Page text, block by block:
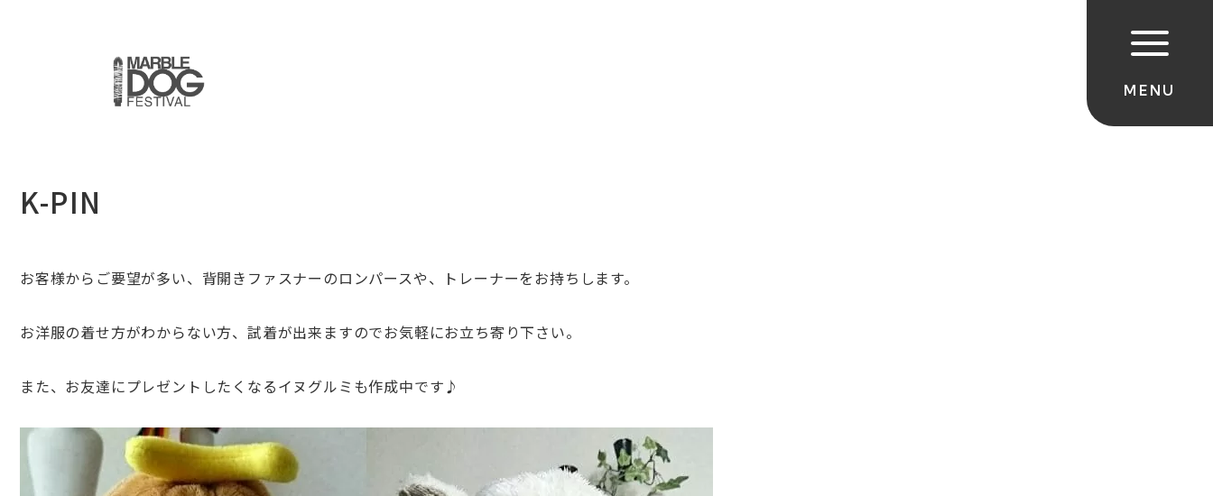
K-PIN
お客様からご要望が多い、背開きファスナーのロンパースや、トレーナーをお持ちします。
お洋服の着せ方がわからない方、試着が出来ますのでお気軽にお立ち寄り下さい。
また、お友達にプレゼントしたくなるイヌグルミも作成中です♪